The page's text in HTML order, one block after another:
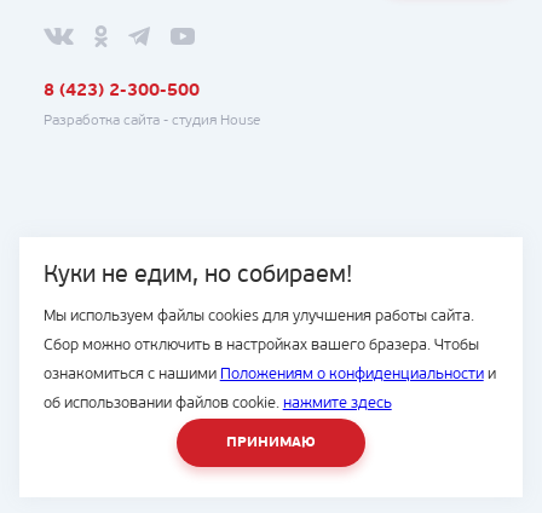
Куки не едим, но собираем!
Мы используем файлы cookies для улучшения работы сайта.
Сбор можно отключить в настройках вашего бразера. Чтобы
ознакомиться с нашими Положениям о конфиденциальностии
об использовании файлов cookie. нажмите здесь
ПРИНИМАЮ
8 (423) 2-300-500
Разработка сайта - студия House